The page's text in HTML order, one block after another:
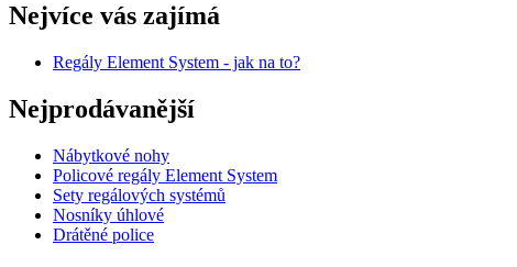
Nejvíce vás zajímá
Regály Element System - jak na to?
Nejprodávanější
Nábytkové nohy
Policové regály Element System
Sety regálových systémů
Nosníky úhlové
Drátěné police